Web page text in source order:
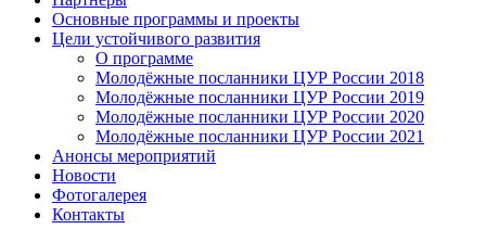
Основные программы и проекты
Цели устойчивого развития
О программе
Молодёжные посланники ЦУР России 2018
Молодёжные посланники ЦУР России 2019
Молодёжные посланники ЦУР России 2020
Молодёжные посланники ЦУР России 2021
Анонсы мероприятий
Новости
Фотогалерея
Контакты